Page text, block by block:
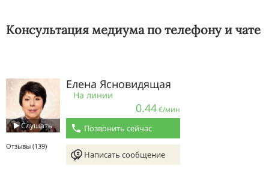
Консультация медиума по телефону и чате